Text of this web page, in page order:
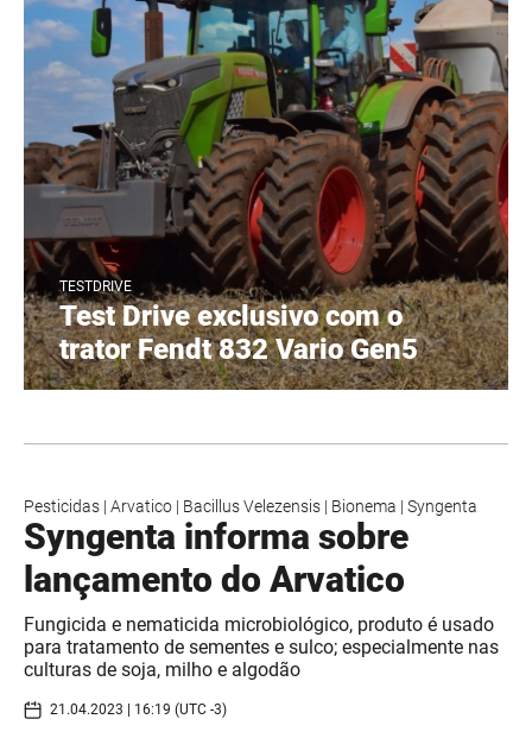
TESTDRIVE
Test Drive exclusivo com o
trator Fendt 832 Vario Gen5
Pesticidas | Arvatico | Bacillus Velezensis | Bionema | Syngenta
Syngenta informa sobre
lançamento do Arvatico
Fungicida e nematicida microbiológico, produto é usado
para tratamento de sementes e sulco; especialmente nas
culturas de soja, milho e algodão
21.04.2023 | 16:19 (UTC -3)